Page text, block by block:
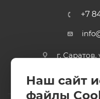
+7
г. Саратов,
Наш сайт
файлы